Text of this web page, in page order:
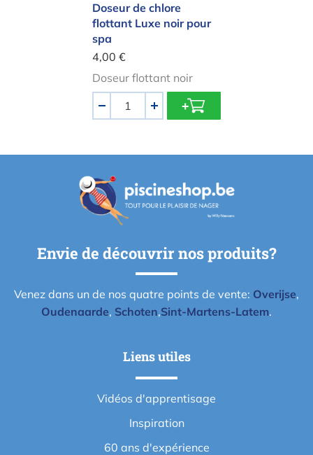
Doseur de chlore
flottant Luxe noir pour
spa
4,00 €
Doseur flottant noir
Quantité
+
Envie de découvrir nos produits?
Venez dans un de nos quatre points de vente: Overijse,
Oudenaarde, Schoten,Sint-Martens-Latem.
Liens utiles
Vidéos d'apprentisage
Inspiration
60 ans d'expérience